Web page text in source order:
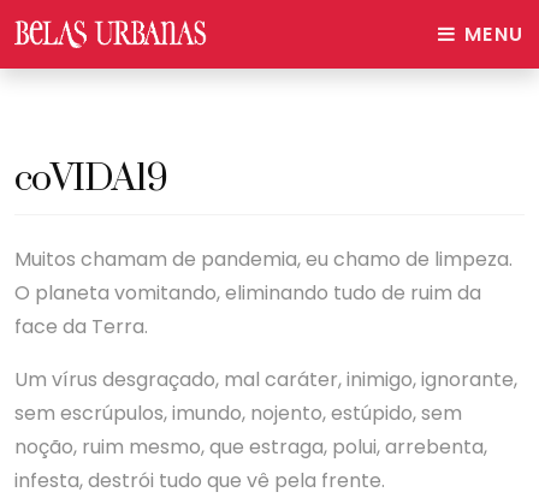
MENU
coVIDA19
Muitos chamam de pandemia, eu chamo de limpeza.
O planeta vomitando, eliminando tudo de ruim da
face da Terra.
Um vírus desgraçado, mal caráter, inimigo, ignorante,
sem escrúpulos, imundo, nojento, estúpido, sem
noção, ruim mesmo, que estraga, polui, arrebenta,
infesta, destrói tudo que vê pela frente.